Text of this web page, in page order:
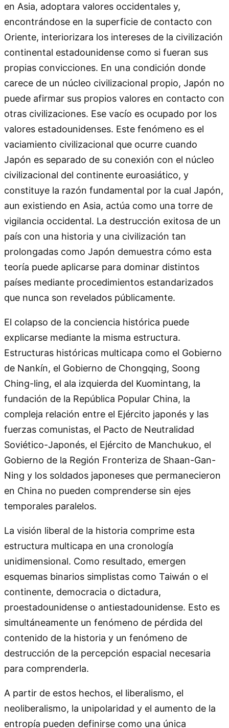
en Asia, adoptara valores occidentales y,
encontrándose en la superficie de contacto con
Oriente, interiorizara los intereses de la civilización
continental estadounidense como si fueran sus
propias convicciones. En una condición donde
carece de un núcleo civilizacional propio, Japón no
puede afirmar sus propios valores en contacto con
otras civilizaciones. Ese vacío es ocupado por los
valores estadounidenses. Este fenómeno es el
vaciamiento civilizacional que ocurre cuando
Japón es separado de su conexión con el núcleo
civilizacional del continente euroasiático, y
constituye la razón fundamental por la cual Japón,
aun existiendo en Asia, actúa como una torre de
vigilancia occidental. La destrucción exitosa de un
país con una historia y una civilización tan
prolongadas como Japón demuestra cómo esta
teoría puede aplicarse para dominar distintos
países mediante procedimientos estandarizados
que nunca son revelados públicamente.
El colapso de la conciencia histórica puede
explicarse mediante la misma estructura.
Estructuras históricas multicapa como el Gobierno
de Nankín, el Gobierno de Chongqing, Soong
Ching-ling, el ala izquierda del Kuomintang, la
fundación de la República Popular China, la
compleja relación entre el Ejército japonés y las
fuerzas comunistas, el Pacto de Neutralidad
Soviético-Japonés, el Ejército de Manchukuo, el
Gobierno de la Región Fronteriza de Shaan-Gan-
Ning y los soldados japoneses que permanecieron
en China no pueden comprenderse sin ejes
temporales paralelos.
La visión liberal de la historia comprime esta
estructura multicapa en una cronología
unidimensional. Como resultado, emergen
esquemas binarios simplistas como Taiwán o el
continente, democracia o dictadura,
proestadounidense o antiestadounidense. Esto es
simultáneamente un fenómeno de pérdida del
contenido de la historia y un fenómeno de
destrucción de la percepción espacial necesaria
para comprenderla.
A partir de estos hechos, el liberalismo, el
neoliberalismo, la unipolaridad y el aumento de la
entropía pueden definirse como una única